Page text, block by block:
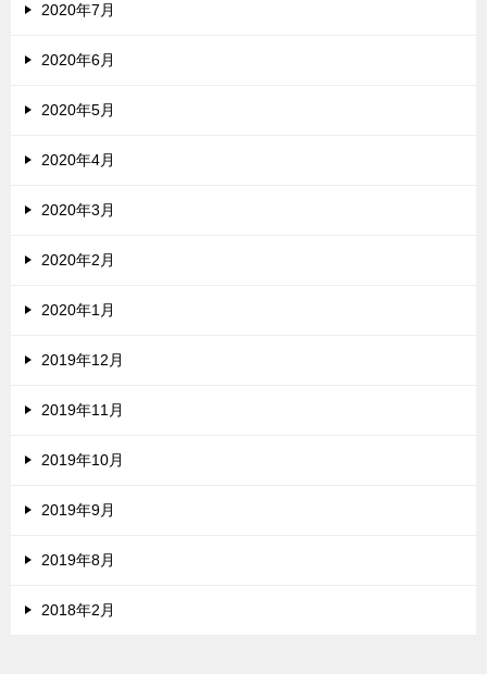
2020年7月
2020年6月
2020年5月
2020年4月
2020年3月
2020年2月
2020年1月
2019年12月
2019年11月
2019年10月
2019年9月
2019年8月
2018年2月